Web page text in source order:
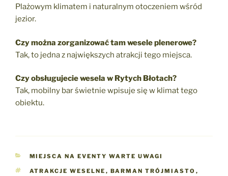
Plażowym klimatem i naturalnym otoczeniem wśród
jezior.
Czy można zorganizować tam wesele plenerowe?
Tak, to jedna z największych atrakcji tego miejsca.
Czy obsługujecie wesela w Rytych Błotach?
Tak, mobilny bar świetnie wpisuje się w klimat tego
obiektu.
KATEGORIE
MIEJSCA NA EVENTY WARTE UWAGI
TAGI
ATRAKCJE WESELNE , BARMAN TRÓJMIASTO ,